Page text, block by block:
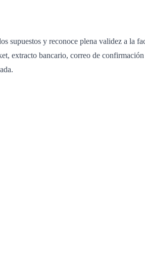
supuestos y reconoce plena validez a
extracto bancario, correo de